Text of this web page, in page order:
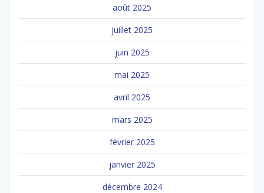
août 2025
juillet 2025
juin 2025
mai 2025
avril 2025
mars 2025
février 2025
janvier 2025
décembre 2024